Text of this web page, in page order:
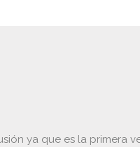
ya que es la primera